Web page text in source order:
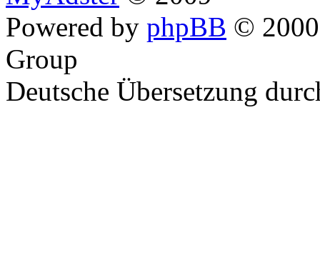
Powered by phpBB ©
Group
Deutsche Übersetzung